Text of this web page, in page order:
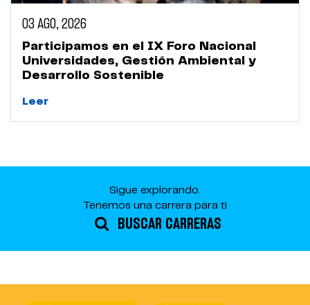
03 AGO, 2026
Participamos en el IX Foro Nacional
Universidades, Gestión Ambiental y
Desarrollo Sostenible
Leer
Sigue explorando.
Tenemos una carrera para ti
BUSCAR CARRERAS